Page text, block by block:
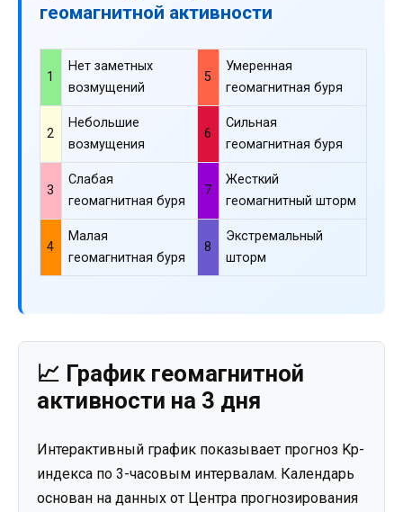
геомагнитной активности
1
Нет заметных
возмущений
5
Умеренная
геомагнитная буря
2
Небольшие
возмущения
6
Сильная
геомагнитная буря
3
Слабая
геомагнитная буря
7
Жесткий
геомагнитный шторм
4
Малая
геомагнитная буря
8
Экстремальный
шторм
📈 График геомагнитной
активности на 3 дня
Интерактивный график показывает прогноз Kp-
индекса по 3-часовым интервалам. Календарь
основан на данных от Центра прогнозирования